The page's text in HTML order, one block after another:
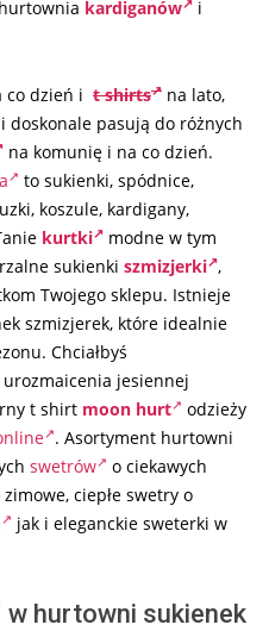
kardiganów
i
co dzień i t shirts
na lato,
doskonale pasują do różnych
na komunię i na co dzień.
to sukienki, spódnice,
koszule, kardigany,
kurtki
modne w tym
sukienki szmizjerki ,
Twojego sklepu. Istnieje
szmizjerek, które idealnie
Chciałbyś
jesiennej
t shirt moon hurt
odzieży
. Asortyment hurtowni
swetrów
o ciekawych
ciepłe swetry o
jak i eleganckie sweterki w
w hurtowni sukienek